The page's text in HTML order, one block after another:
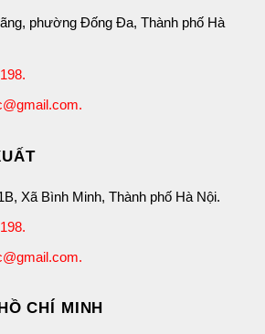
phường Đống Đa, Thành phố Hà
.
Xã Bình Minh, Thành phố Hà Nội.
.
CHÍ MINH